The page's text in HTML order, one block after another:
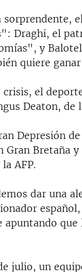
sorprendente,
Draghi, el
y
quiere
el
Deaton, de
Depresión
Gran Bretaña
AFP.
dar una
apuntando
julio, un